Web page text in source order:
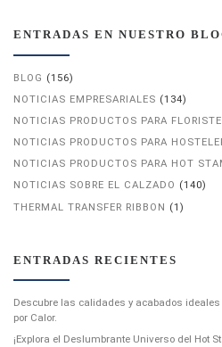
ENTRADAS EN NUESTRO
BLOG (156)
NOTICIAS EMPRESARIALES (134)
NOTICIAS PRODUCTOS PARA
NOTICIAS PRODUCTOS PARA
NOTICIAS PRODUCTOS PARA HOT
NOTICIAS SOBRE EL CALZADO (140)
THERMAL TRANSFER RIBBON (1)
ENTRADAS RECIENTES
Descubre las calidades y acabados
por Calor.
¡Explora el Deslumbrante Universo del Hot